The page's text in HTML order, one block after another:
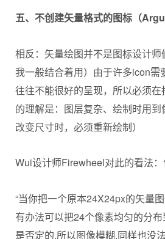
五、 不创建矢量格式的图标（
相反：矢量绘图并不是图标设计师
我一般结合着用）由于许多icon需
往往不能很好的呈现，所以必须
的理解是：图层复杂、绘制时用
改变尺寸时，必须重新绘制）
Wui设计师Firewheel对此的看法
“当你把一个原本24X24px的矢量
有办法可以把24个像素均匀的分
是否定的,所以图像模糊.同样也没